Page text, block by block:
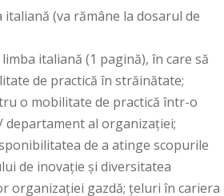
(va rămâne la dosarul de
italiană (1 pagină), în care să
de practică în străinătate;
o mobilitate de practică într-o
al organizaţiei;
de a atinge scopurile
de inovaţie şi diversitatea
organizaţiei gazdă; ţeluri în cariera